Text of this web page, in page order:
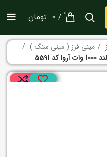
0
/
0 تومان
مینی فرز ( مینی سنگ )
5591